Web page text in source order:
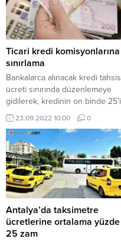
Ticari kredi komisyonlarına
sınırlama
Bankalarca alınacak kredi tahsis
ücreti sınırında düzenlemeye
gidilerek, kredinin on binde 25'i
oranından yüzde 0.25'i oranına
yükseltildi ...
23.09.2022 10:00 0
Antalya’da taksimetre
ücretlerine ortalama yüzde
25 zam